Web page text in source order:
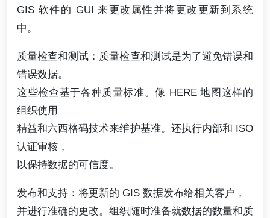
GIS 软件的 GUI 来更改属性并将更改更新到系统
中。
质量检查和测试：质量检查和测试是为了避免错误和
错误数据。
这些检查基于各种质量标准。像 HERE 地图这样的
组织使用
精益和六西格码技术来维护基准。还执行内部和 ISO
认证审核，
以保持数据的可信度。
发布和支持：将更新的 GIS 数据发布给相关客户，
并进行准确的更改。组织随时准备就数据的数量和质